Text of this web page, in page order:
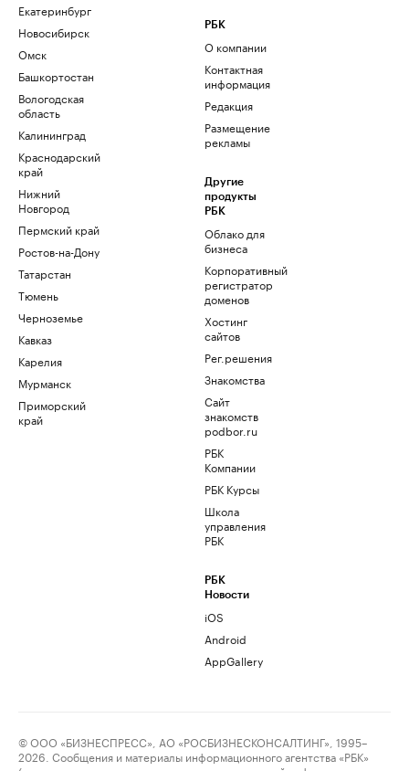
Екатеринбург
Новосибирск
Омск
Башкортостан
Вологодская
область
Калининград
Краснодарский
край
Нижний
Новгород
Пермский край
Ростов-на-Дону
Татарстан
Тюмень
Черноземье
Кавказ
Карелия
Мурманск
Приморский
край
РБК
О компании
Контактная
информация
Редакция
Размещение
рекламы
Другие
продукты
РБК
Облако для
бизнеса
Корпоративный
регистратор
доменов
Хостинг
сайтов
Рег.решения
Знакомства
Сайт
знакомств
podbor.ru
РБК
Компании
РБК Курсы
Школа
управления
РБК
РБК
Новости
iOS
Android
AppGallery
© ООО «БИЗНЕСПРЕСС», АО «РОСБИЗНЕСКОНСАЛТИНГ», 1995–
2026. Сообщения и материалы информационного агентства «РБК»